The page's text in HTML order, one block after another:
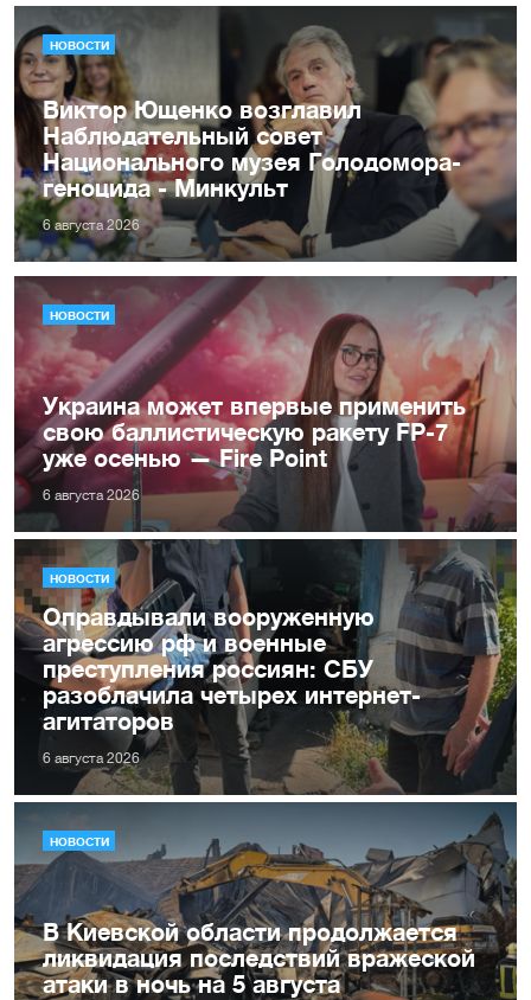
НОВОСТИ
Виктор Ющенко возглавил
Наблюдательный совет
Национального музея Голодомора-
геноцида - Минкульт
6 августа 2026
НОВОСТИ
Украина может впервые применить
свою баллистическую ракету FP-7
уже осенью — Fire Point
6 августа 2026
НОВОСТИ
Оправдывали вооруженную
агрессию рф и военные
преступления россиян: СБУ
разоблачила четырех интернет-
агитаторов
6 августа 2026
НОВОСТИ
В Киевской области продолжается
ликвидация последствий вражеской
атаки в ночь на 5 августа